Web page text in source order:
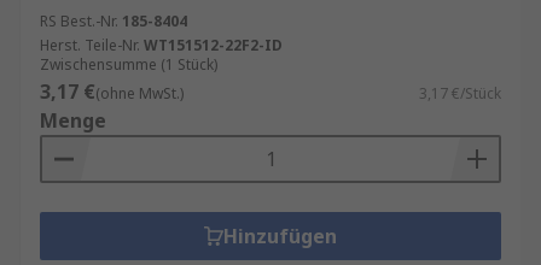
RS Best.-Nr. 185-8404
Herst. Teile-Nr. WT151512-22F2-ID
Zwischensumme (1 Stück)
3,17 €(ohne MwSt.) 3,17 €/Stück
Menge
Hinzufügen